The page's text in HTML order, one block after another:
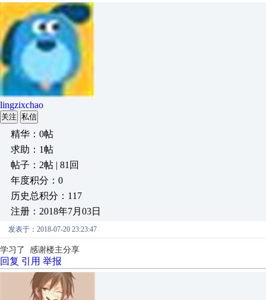
lingzixchao
关注 私信
精华：0帖
求助：1帖
帖子：2帖 | 81回
年度积分：0
历史总积分：117
注册：2018年7月03日
发表于：2018-07-20 23:23:47
学习了 感谢楼主分享
回复 引用 举报